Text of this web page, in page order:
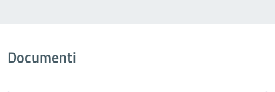
Documenti